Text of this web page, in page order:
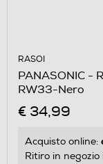
RASOI
PANASONIC -
RW33-Nero
€ 34,99
Acquisto online:
Ritiro in